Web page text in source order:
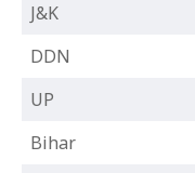
J&K
DDN
UP
Bihar